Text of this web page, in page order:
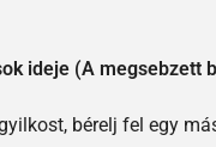
ideje (A megsebzett
bérelj fel egy